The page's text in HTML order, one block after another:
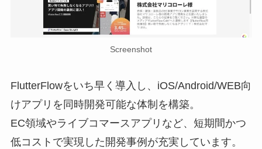
Screenshot
FlutterFlowをいち早く導入し、iOS/Android/WEB向
けアプリを同時開発可能な体制を構築。
EC領域やライブコマースアプリなど、短期間かつ
低コストで実現した開発事例が充実しています。